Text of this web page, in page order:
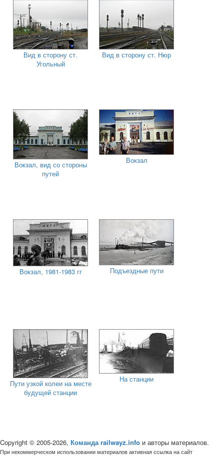
Вид в сторону ст.
Угольный
Вид в сторону ст. Нюр
Вокзал, вид со стороны
путей
Вокзал
Вокзал, 1981-1983 гг Подъездные пути
Пути узкой колеи на месте
будущей станции
На станции
Copyright © 2005-2026, Команда railwayz.info и авторы материалов.
При некоммерческом использовании материалов активная ссылка на сайт